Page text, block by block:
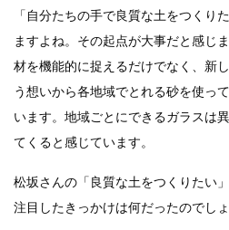
「自分たちの手で良質な土をつくり
ますよね。その起点が大事だと感じ
材を機能的に捉えるだけでなく、新
う想いから各地域でとれる砂を使っ
います。地域ごとにできるガラスは
てくると感じています。
松坂さんの「良質な土をつくりたい
注目したきっかけは何だったのでしょ